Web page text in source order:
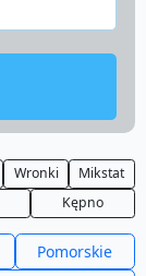
Wronki
Mikstat
Kępno
Pomorskie